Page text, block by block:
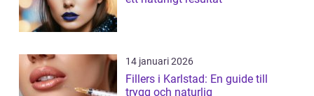
14 januari 2026
Fillers i Karlstad: En guide till
trygg och naturlig